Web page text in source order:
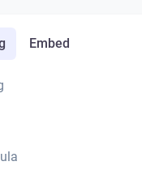
Embed